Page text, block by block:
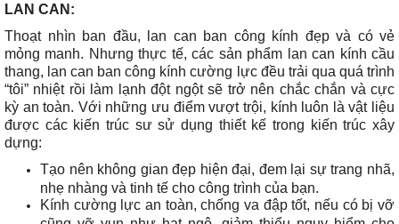
LAN CAN:
Thoạt nhìn ban đầu, lan can ban công kính đẹp và có vẻ
mỏng manh. Nhưng thực tế, các sản phẩm lan can kính cầu
thang, lan can ban công kính cường lực đều trải qua quá trình
“tôi” nhiệt rồi làm lạnh đột ngột sẽ trở nên chắc chắn và cực
kỳ an toàn. Với những ưu điểm vượt trội, kính luôn là vật liệu
được các kiến trúc sư sử dụng thiết kế trong kiến trúc xây
dựng:
Tạo nên không gian đẹp hiện đại, đem lại sự trang nhã,
nhẹ nhàng và tinh tế cho công trình của bạn.
Kính cường lực an toàn, chống va đập tốt, nếu có bị vỡ